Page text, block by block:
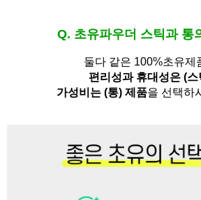
Q. 초유파우더 스틱과 통
둘다 같은 100%초유제
편리성과 휴대성은 (스
가성비는 (통) 제품을 선택하